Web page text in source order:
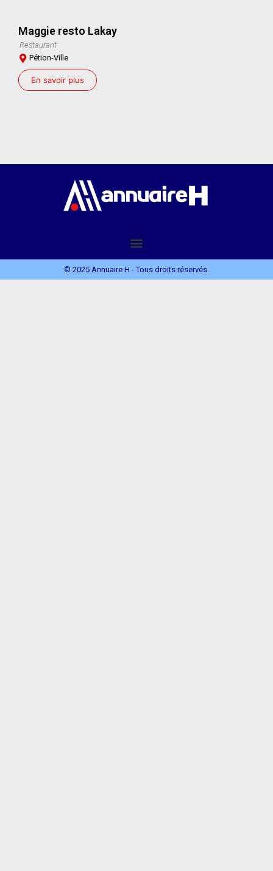
Maggie resto Lakay
Restaurant
Pétion-Ville
En savoir plus
© 2025 Annuaire H - Tous droits réservés.